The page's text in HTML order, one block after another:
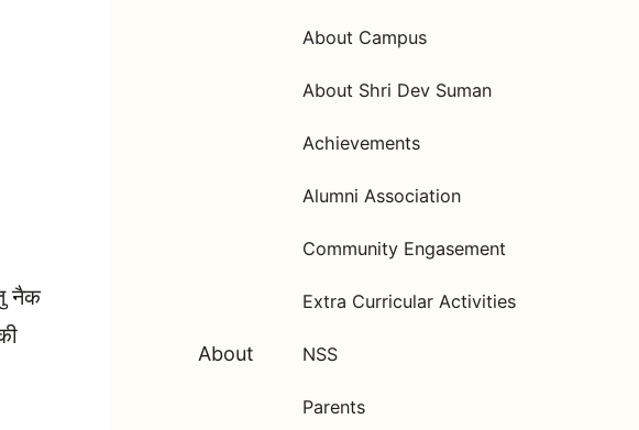
नैक
About
About Campus
About Shri Dev Suman
Achievements
Alumni Association
Community Engasement
Extra Curricular Activities
NSS
Parents